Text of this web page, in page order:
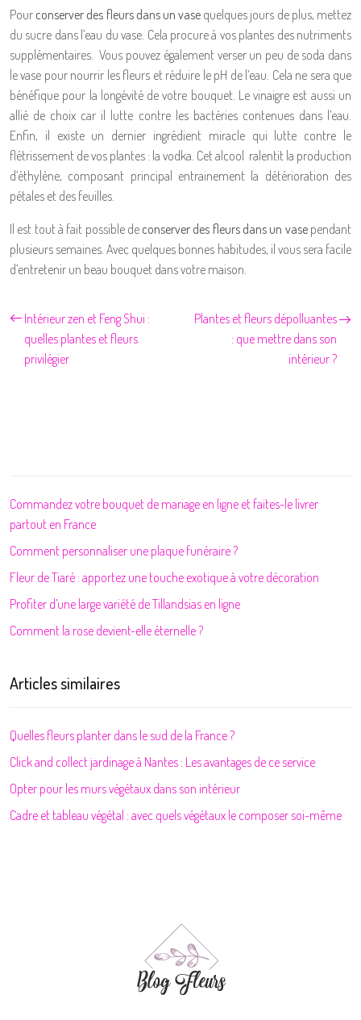
Pour conserver des fleurs dans un vase quelques jours de plus, mettez
du sucre dans l’eau du vase. Cela procure à vos plantes des nutriments
supplémentaires. Vous pouvez également verser un peu de soda dans
le vase pour nourrir les fleurs et réduire le pH de l’eau. Cela ne sera que
bénéfique pour la longévité de votre bouquet. Le vinaigre est aussi un
allié de choix car il lutte contre les bactéries contenues dans l’eau.
Enfin, il existe un dernier ingrédient miracle qui lutte contre le
flétrissement de vos plantes : la vodka. Cet alcool ralentit la production
d’éthylène, composant principal entrainement la détérioration des
pétales et des feuilles.
Il est tout à fait possible de conserver des fleurs dans un vasependant
plusieurs semaines. Avec quelques bonnes habitudes, il vous sera facile
d’entretenir un beau bouquet dans votre maison.
Intérieur zen et Feng Shui :
quelles plantes et fleurs
privilégier
Plantes et fleurs dépolluantes
: que mettre dans son
intérieur ?
Commandez votre bouquet de mariage en ligne et faites-le livrer
partout en France
Comment personnaliser une plaque funéraire ?
Fleur de Tiaré : apportez une touche exotique à votre décoration
Profiter d’une large variété de Tillandsias en ligne
Comment la rose devient-elle éternelle ?
Articles similaires
Quelles fleurs planter dans le sud de la France ?
Click and collect jardinage à Nantes : Les avantages de ce service
Opter pour les murs végétaux dans son intérieur
Cadre et tableau végétal : avec quels végétaux le composer soi-même